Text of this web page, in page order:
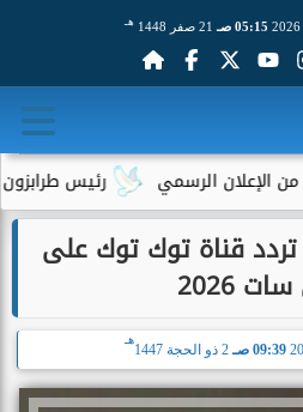
05:15 صـ 21 صفر 1448 هـ
رئيس طرابزون سبور الرسمي
قناة توك توك على
2026
09:39 صـ 2 ذو الحجة 1447
هـ